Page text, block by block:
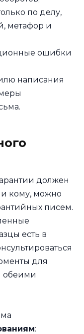
по делу,
метафор и
ошибки
написания
должен
и кому, можно
писем.
есть в
для
обеими
: